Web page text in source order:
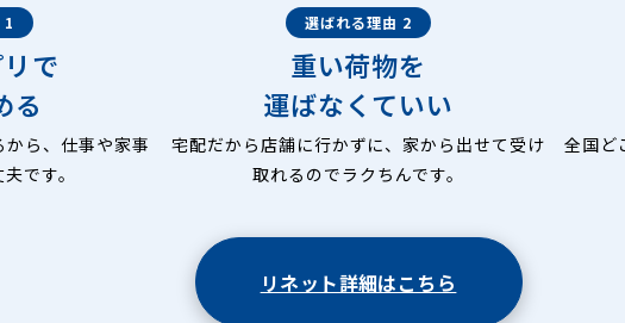
1
で
る
ら、仕事や家事
です。
選ばれる理由 2
重い荷物を
運ばなくていい
宅配だから店舗に行かずに、家から出せて受け
取れるのでラクちんです。
全国ど
リネット詳細はこちら